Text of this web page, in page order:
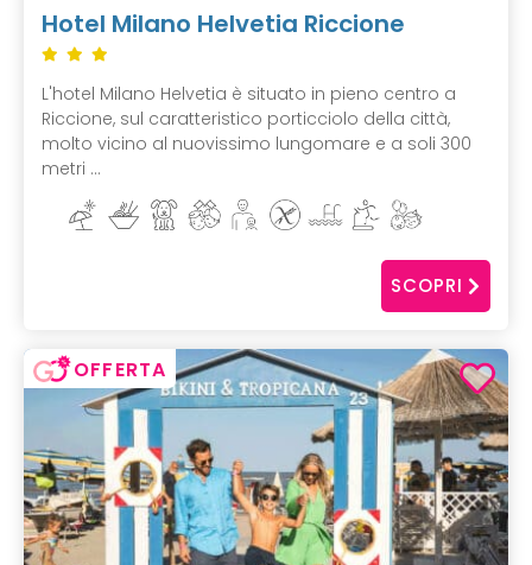
Hotel Milano Helvetia Riccione
L'hotel Milano Helvetia è situato in pieno centro a
Riccione, sul caratteristico porticciolo della città,
molto vicino al nuovissimo lungomare e a soli 300
metri ...
SCOPRI
OFFERTA